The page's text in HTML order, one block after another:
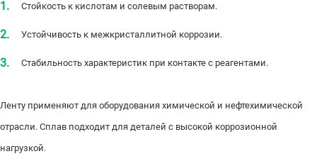
Стойкость к кислотам и солевым растворам.
Устойчивость к межкристаллитной коррозии.
Стабильность характеристик при контакте с реагентами.
Ленту применяют для оборудования химической и нефтехимической
отрасли. Сплав подходит для деталей с высокой коррозионной
нагрузкой.